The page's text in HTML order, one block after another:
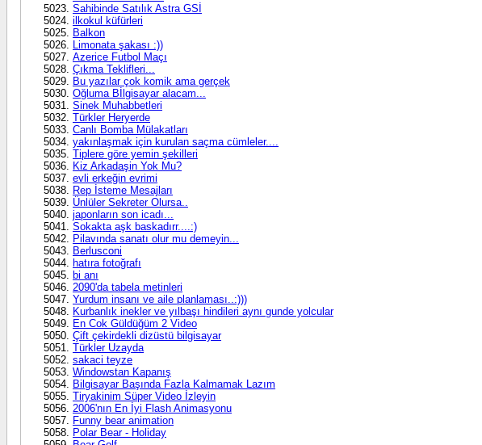
Sahibinde Satılık Astra GSİ
ilkokul küfürleri
Balkon
Limonata şakası :))
Azerice Futbol Maçı
Çıkma Teklifleri...
Bu yazılar çok komik ama gerçek
Oğluma Bİlgisayar alacam...
Sinek Muhabbetleri
Türkler Heryerde
Canlı Bomba Mülakatları
yakınlaşmak için kurulan saçma cümleler....
Tiplere göre yemin şekilleri
Kiz Arkadaşin Yok Mu?
evli erkeğin evrimi
Rep İsteme Mesajları
Ünlüler Sekreter Olursa..
japonların son icadı...
Sokakta aşk baskadırr....:)
Pilavında sanatı olur mu demeyin...
Berlusconi
hatıra fotoğrafı
bi anı
2090'da tabela metinleri
Yurdum insanı ve aile planlaması..:)))
Kurbanlık inekler ve yılbaşı hindileri aynı gunde yolcular
En Cok Güldüğüm 2 Video
Çift çekirdekli dizüstü bilgisayar
Türkler Uzayda
sakaci teyze
Windowstan Kapanış
Bilgisayar Başında Fazla Kalmamak Lazım
Tiryakinim Süper Video İzleyin
2006'nın En İyi Flash Animasyonu
Funny bear animation
Polar Bear - Holiday